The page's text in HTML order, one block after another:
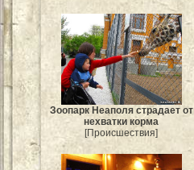
Зоопарк Неаполя страдает от
нехватки корма
[Происшествия]